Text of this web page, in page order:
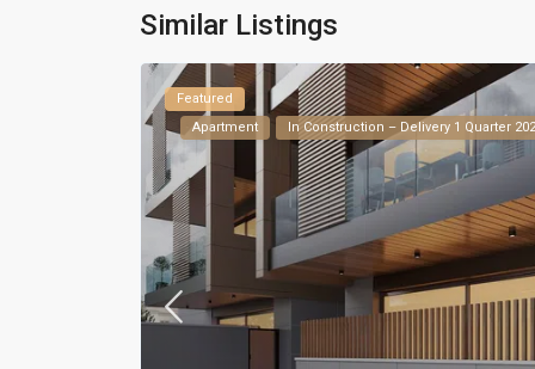
Similar Listings
Featured
Apartment
In Construction – Delivery 1 Quarter